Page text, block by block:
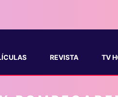
REVISTA TV